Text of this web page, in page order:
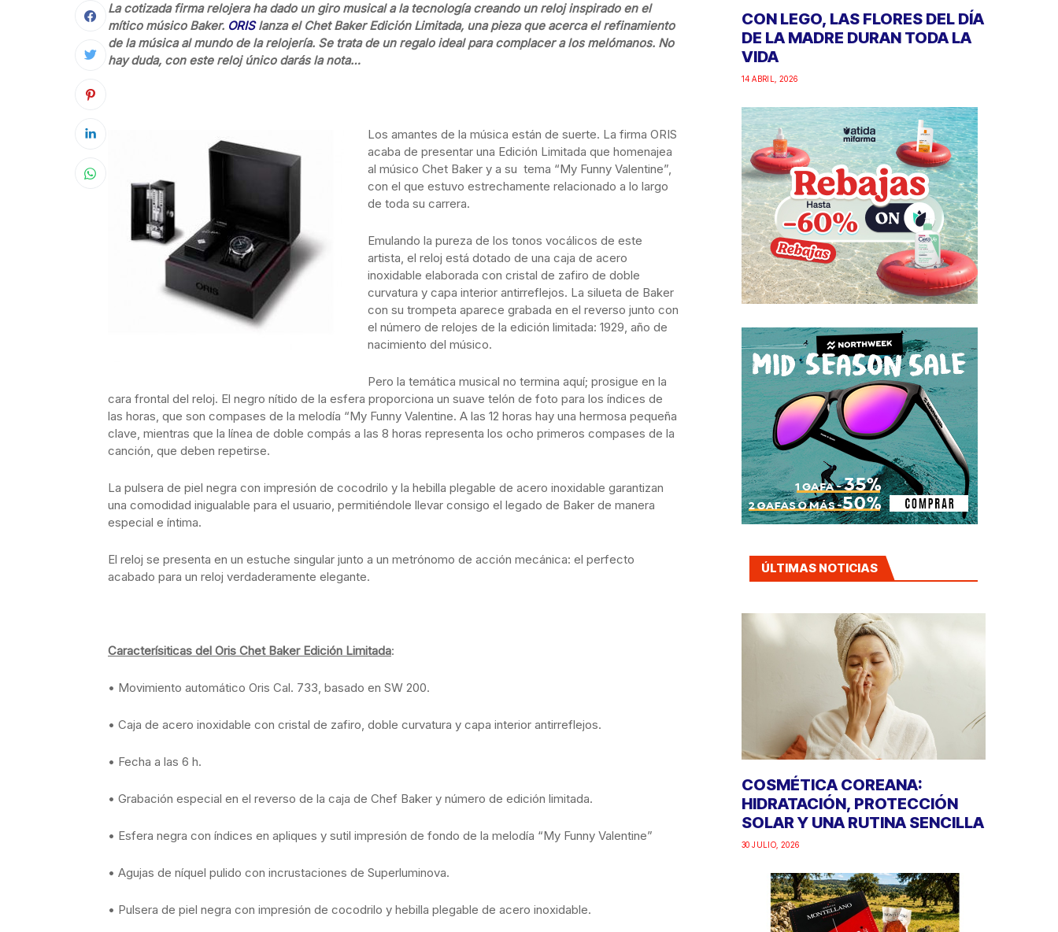
La cotizada firma relojera ha dado un giro musical a la tecnología creando un reloj inspirado en el
mítico músico Baker. ORISlanza el Chet Baker Edición Limitada, una pieza que acerca el refinamiento
de la música al mundo de la relojería. Se trata de un regalo ideal para complacer a los melómanos. No
hay duda, con este reloj único darás la nota…
Los amantes de la música están de suerte. La firma ORIS
acaba de presentar una Edición Limitada que homenajea
al músico Chet Baker y a su tema “My Funny Valentine”,
con el que estuvo estrechamente relacionado a lo largo
de toda su carrera.
Emulando la pureza de los tonos vocálicos de este
artista, el reloj está dotado de una caja de acero
inoxidable elaborada con cristal de zafiro de doble
curvatura y capa interior antirreflejos. La silueta de Baker
con su trompeta aparece grabada en el reverso junto con
el número de relojes de la edición limitada: 1929, año de
nacimiento del músico.
Pero la temática musical no termina aquí; prosigue en la
cara frontal del reloj. El negro nítido de la esfera proporciona un suave telón de foto para los índices de
las horas, que son compases de la melodía “My Funny Valentine. A las 12 horas hay una hermosa pequeña
clave, mientras que la línea de doble compás a las 8 horas representa los ocho primeros compases de la
canción, que deben repetirse.
La pulsera de piel negra con impresión de cocodrilo y la hebilla plegable de acero inoxidable garantizan
una comodidad inigualable para el usuario, permitiéndole llevar consigo el legado de Baker de manera
especial e íntima.
El reloj se presenta en un estuche singular junto a un metrónomo de acción mecánica: el perfecto
acabado para un reloj verdaderamente elegante.
Caracterísiticas del Oris Chet Baker Edición Limitada:
• Movimiento automático Oris Cal. 733, basado en SW 200.
• Caja de acero inoxidable con cristal de zafiro, doble curvatura y capa interior antirreflejos.
• Fecha a las 6 h.
• Grabación especial en el reverso de la caja de Chef Baker y número de edición limitada.
• Esfera negra con índices en apliques y sutil impresión de fondo de la melodía “My Funny Valentine”
• Agujas de níquel pulido con incrustaciones de Superluminova.
• Pulsera de piel negra con impresión de cocodrilo y hebilla plegable de acero inoxidable.
CON LEGO, LAS FLORES DEL DÍA
DE LA MADRE DURAN TODA LA
VIDA
14 ABRIL, 2026
ÚLTIMAS NOTICIAS
COSMÉTICA COREANA:
HIDRATACIÓN, PROTECCIÓN
SOLAR Y UNA RUTINA SENCILLA
30 JULIO, 2026